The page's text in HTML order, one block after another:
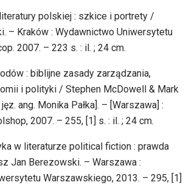
polskiej : szkice i portrety /
– Kraków : Wydawnictwo Uniwersytetu
2007. – 223 s. : il. ; 24 cm.
: biblijne zasady zarządzania,
i polityki / Stephen McDowell & Mark
ang. Monika Pałka]. – [Warszawa] :
2007. – 255, [1] s. : il. ; 24 cm.
w literaturze political fiction : prawda
Jan Berezowski. – Warszawa :
Warszawskiego, 2013. – 295, [1]